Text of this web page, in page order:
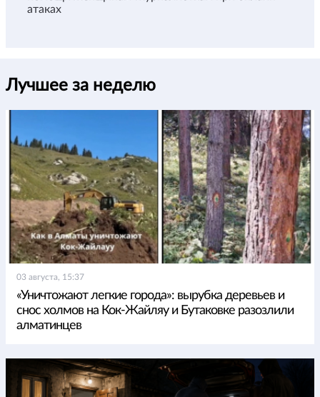
атаках
Лучшее за неделю
03 августа, 15:37
«Уничтожают легкие города»: вырубка деревьев и
снос холмов на Кок-Жайляу и Бутаковке разозлили
алматинцев